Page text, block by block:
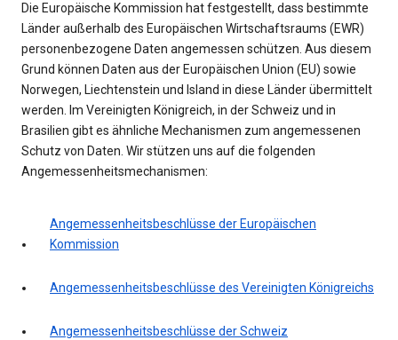
Die Europäische Kommission hat festgestellt, dass bestimmte
Länder außerhalb des Europäischen Wirtschaftsraums (EWR)
personenbezogene Daten angemessen schützen. Aus diesem
Grund können Daten aus der Europäischen Union (EU) sowie
Norwegen, Liechtenstein und Island in diese Länder übermittelt
werden. Im Vereinigten Königreich, in der Schweiz und in
Brasilien gibt es ähnliche Mechanismen zum angemessenen
Schutz von Daten. Wir stützen uns auf die folgenden
Angemessenheitsmechanismen:
Angemessenheitsbeschlüsse der Europäischen
Kommission
Angemessenheitsbeschlüsse des Vereinigten Königreichs
Angemessenheitsbeschlüsse der Schweiz